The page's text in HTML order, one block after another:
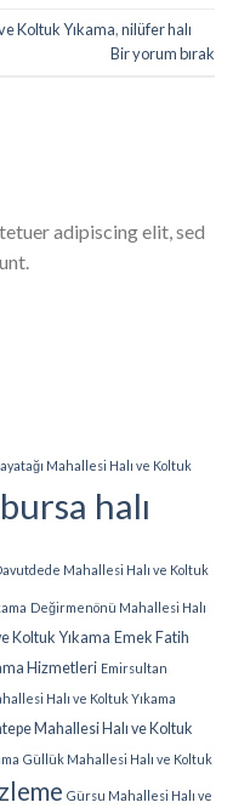
Koltuk Yıkama,nilüfer halı
Bir yorum bırak
adipiscing elit, sed
Mahallesi Halı ve Koltuk
bursa halı
Mahallesi Halı ve Koltuk
Değirmenönü Mahallesi Halı
Koltuk Yıkama Emek Fatih
Hizmetleri Emirsultan
Halı ve Koltuk Yıkama
Mahallesi Halı ve Koltuk
Güllük Mahallesi Halı ve Koltuk
Gürsu Mahallesi Halı ve